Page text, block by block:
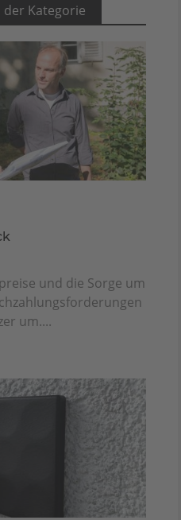
Kategorie
und die Sorge um
um....